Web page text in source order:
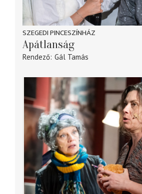
SZEGEDI PINCESZÍNHÁZ
Apátlanság
Rendező Gál Tamás